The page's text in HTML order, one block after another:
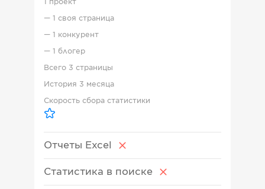
1 проект
— 1 своя страница
— 1 конкурент
— 1 блогер
Всего 3 страницы
История 3 месяца
Скорость сбора статистики
Отчеты Excel
Статистика в поиске